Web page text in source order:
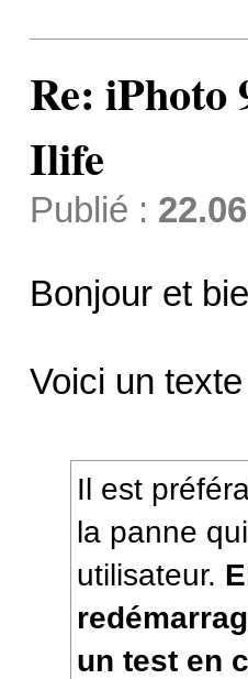
Re: iPhoto
Ilife
Publié :
Bonjour et
Voici un
Il est
la panne
utilisateur.
un test en